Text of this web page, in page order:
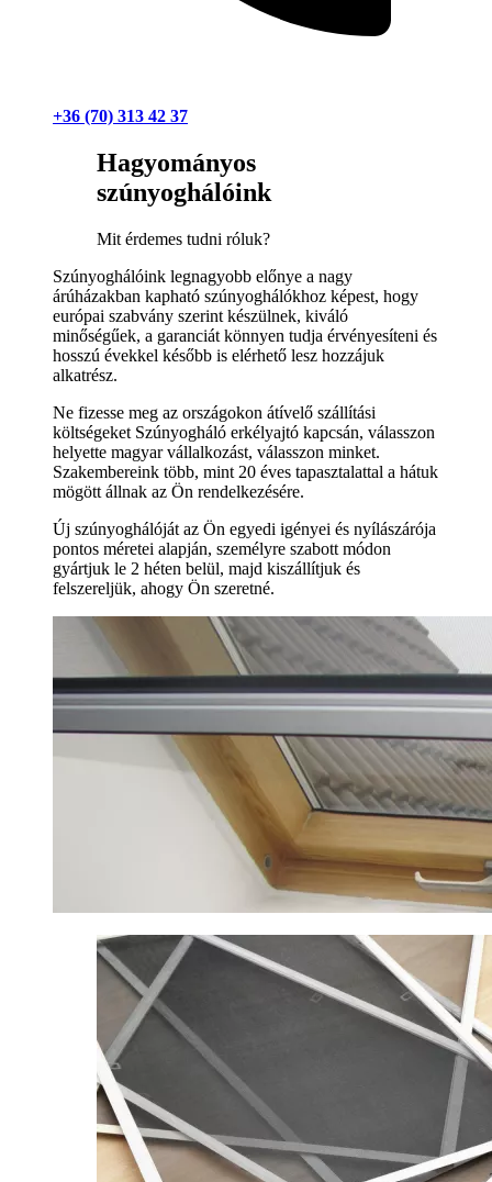
+36 (70) 313 42 37
Hagyományos
szúnyoghálóink
Mit érdemes tudni róluk?
Szúnyoghálóink legnagyobb előnye a nagy
árúházakban kapható szúnyoghálókhoz képest, hogy
európai szabvány szerint készülnek, kiváló
minőségűek, a garanciát könnyen tudja érvényesíteni és
hosszú évekkel később is elérhető lesz hozzájuk
alkatrész.
Ne fizesse meg az országokon átívelő szállítási
költségeket Szúnyogháló erkélyajtó kapcsán, válasszon
helyette magyar vállalkozást, válasszon minket.
Szakembereink több, mint 20 éves tapasztalattal a hátuk
mögött állnak az Ön rendelkezésére.
Új szúnyoghálóját az Ön egyedi igényei és nyílászárója
pontos méretei alapján, személyre szabott módon
gyártjuk le 2 héten belül, majd kiszállítjuk és
felszereljük, ahogy Ön szeretné.